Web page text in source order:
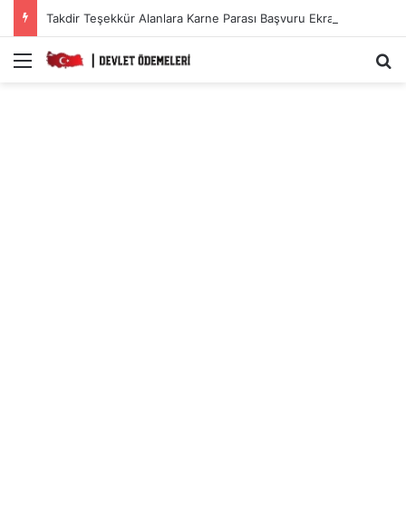
Takdir Teşekkür Alanlara Karne Parası Başvuru Ekranı.
Menü